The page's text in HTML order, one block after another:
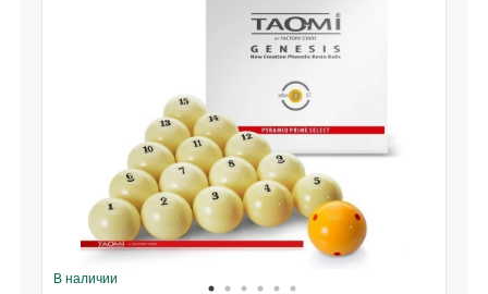
В наличии